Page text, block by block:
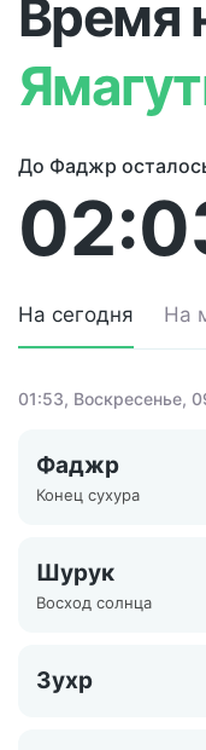
Время
До Фаджр
На сегодня На
01:53, Воскресенье,
Фаджр
Конец сухура
Шурук
Восход солнца
Зухр